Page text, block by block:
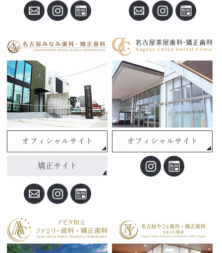
オフィシャルサイト
矯正サイト
オフィシャルサイト